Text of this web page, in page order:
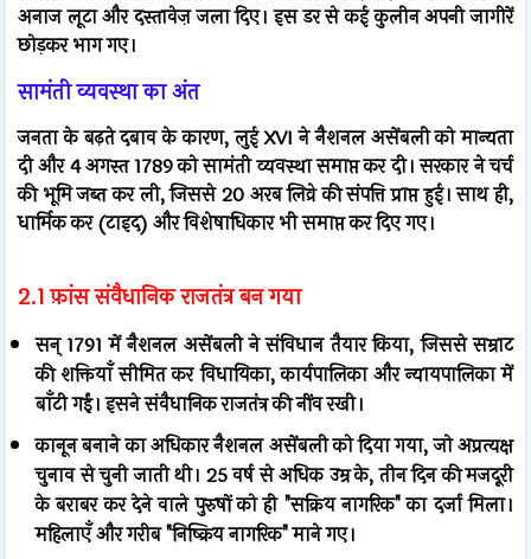
अनाज लूटा और दस्तावेज़ जला दिए। इस डर से कई कुलीन अपनी जागीरें
छोड़कर भाग गए।
सामंती व्यवस्था का अंत
जनता के बढ़ते दबाव के कारण, लुई XVI ने नैशनल असेंबली को मान्यता
दी और 4 अगस्त 1789 को सामंती व्यवस्था समाप्त कर दी। सरकार ने चर्च
की भूमि जब्त कर ली, जिससे 20 अरब लिव्रे की संपत्ति प्राप्त हुई। साथ ही,
धार्मिक कर (टाइद) और विशेषाधिकार भी समाप्त कर दिए गए।
2.1 फ़ांस संवैधानिक राजतंत्र बन गया
सन् 1791 में नैशनल असेंबली ने संविधान तैयार किया, जिससे सम्राट
की शक्तियाँ सीमित कर विधायिका, कार्यपालिका और न्यायपालिका में
बाँटी गईं। इसने संवैधानिक राजतंत्र की नींव रखी।
कानून बनाने का अधिकार नैशनल असेंबली को दिया गया, जो अप्रत्यक्ष
चुनाव से चुनी जाती थी। 25 वर्ष से अधिक उम्र के, तीन दिन की मजदूरी
के बराबर कर देने वाले पुरुषों को ही "सक्रिय नागरिक" का दर्जा मिला।
महिलाएँ और गरीब "निष्क्रिय नागरिक" माने गए।